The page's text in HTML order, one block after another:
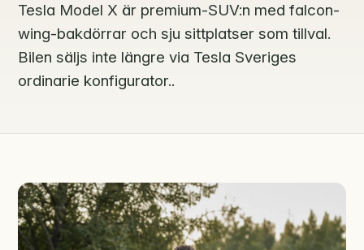
Tesla Model X är premium-SUV:n med falcon-
wing-bakdörrar och sju sittplatser som tillval.
Bilen säljs inte längre via Tesla Sveriges
ordinarie konfigurator..